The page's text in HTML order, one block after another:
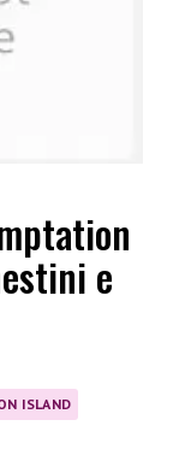
e
ISLAND